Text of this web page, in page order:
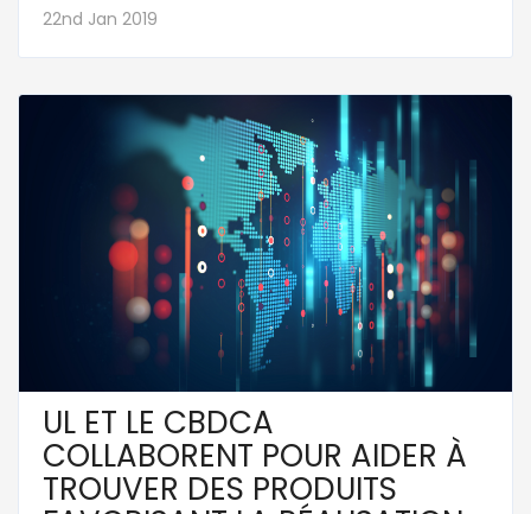
22nd Jan 2019
UL ET LE CBDCA
COLLABORENT POUR AIDER À
TROUVER DES PRODUITS